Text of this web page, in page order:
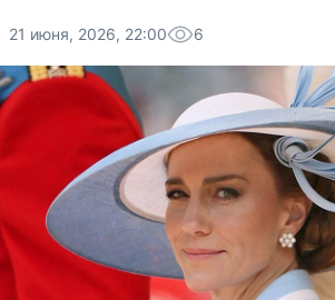
21 июня, 2026, 22:00 6